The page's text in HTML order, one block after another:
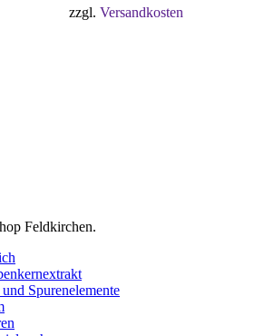
zzgl. Versandkosten
Feldkirchen.
Spurenelemente